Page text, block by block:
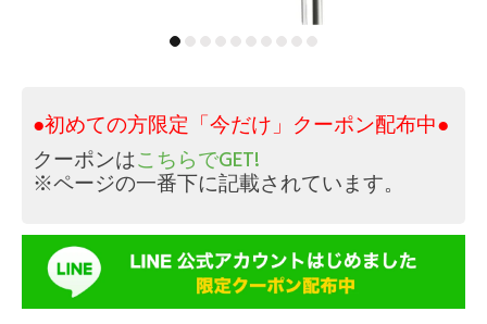
●初めての方限定「今だけ」クーポン配布中●
クーポンはこちらでGET!
※ページの一番下に記載されています。